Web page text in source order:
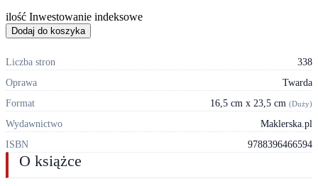
ilość Inwestowanie indeksowe
Dodaj do koszyka
Liczba stron
338
Oprawa
Twarda
Format
16,5 cm x 23,5 cm (Duży)
Wydawnictwo
Maklerska.pl
ISBN
9788396466594
O książce